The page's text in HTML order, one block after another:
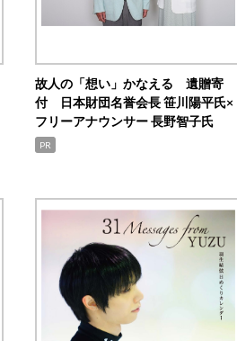
故人の「想い」かなえる 遺贈寄
付 日本財団名誉会長 笹川陽平氏×
フリーアナウンサー 長野智子氏
PR